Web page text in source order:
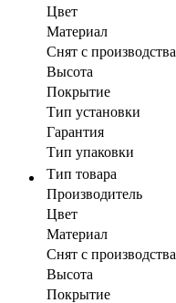
Цвет
Материал
Cнят с производства
Высота
Покрытие
Тип установки
Гарантия
Тип упаковки
Тип товара
Производитель
Цвет
Материал
Cнят с производства
Высота
Покрытие